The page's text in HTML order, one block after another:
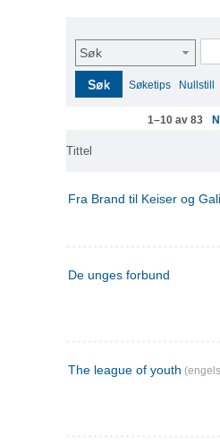
Søk
Søk Søketips Nullstill
1–10 av 83
Tittel
Fra Brand til Keiser og
De unges forbund
The league of youth